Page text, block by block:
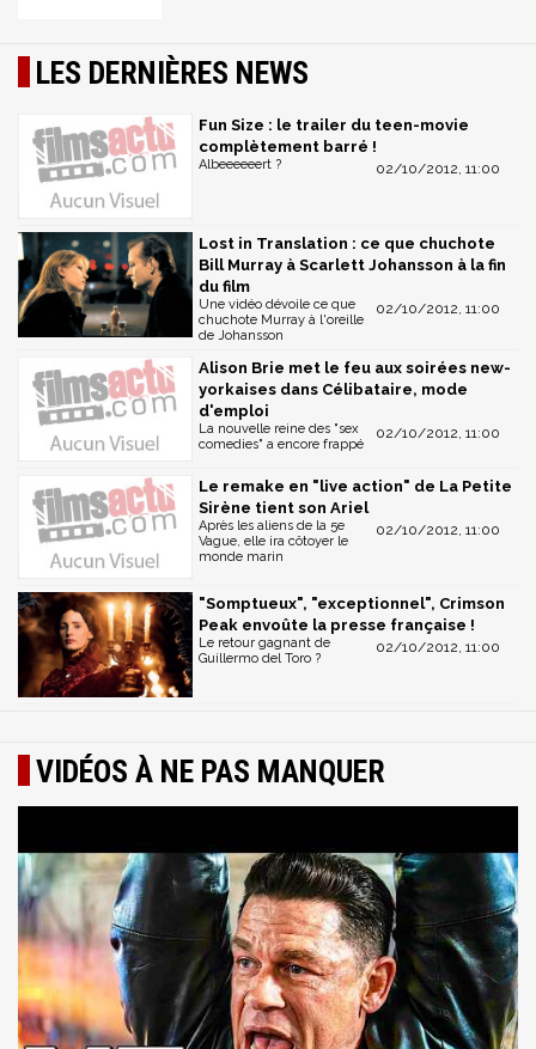
LES DERNIÈRES NEWS
Fun Size : le trailer du teen-movie
complètement barré !
02/10/2012, 11:00
Albeeeeeert ?
Lost in Translation : ce que chuchote
Bill Murray à Scarlett Johansson à la fin
du film
02/10/2012, 11:00
Une vidéo dévoile ce que
chuchote Murray à l'oreille
de Johansson
Alison Brie met le feu aux soirées new-
yorkaises dans Célibataire, mode
d'emploi
02/10/2012, 11:00
La nouvelle reine des "sex
comedies" a encore frappé
Le remake en "live action" de La Petite
Sirène tient son Ariel
02/10/2012, 11:00
Après les aliens de la 5e
Vague, elle ira côtoyer le
monde marin
"Somptueux", "exceptionnel", Crimson
Peak envoûte la presse française !
02/10/2012, 11:00
Le retour gagnant de
Guillermo del Toro ?
VIDÉOS À NE PAS MANQUER